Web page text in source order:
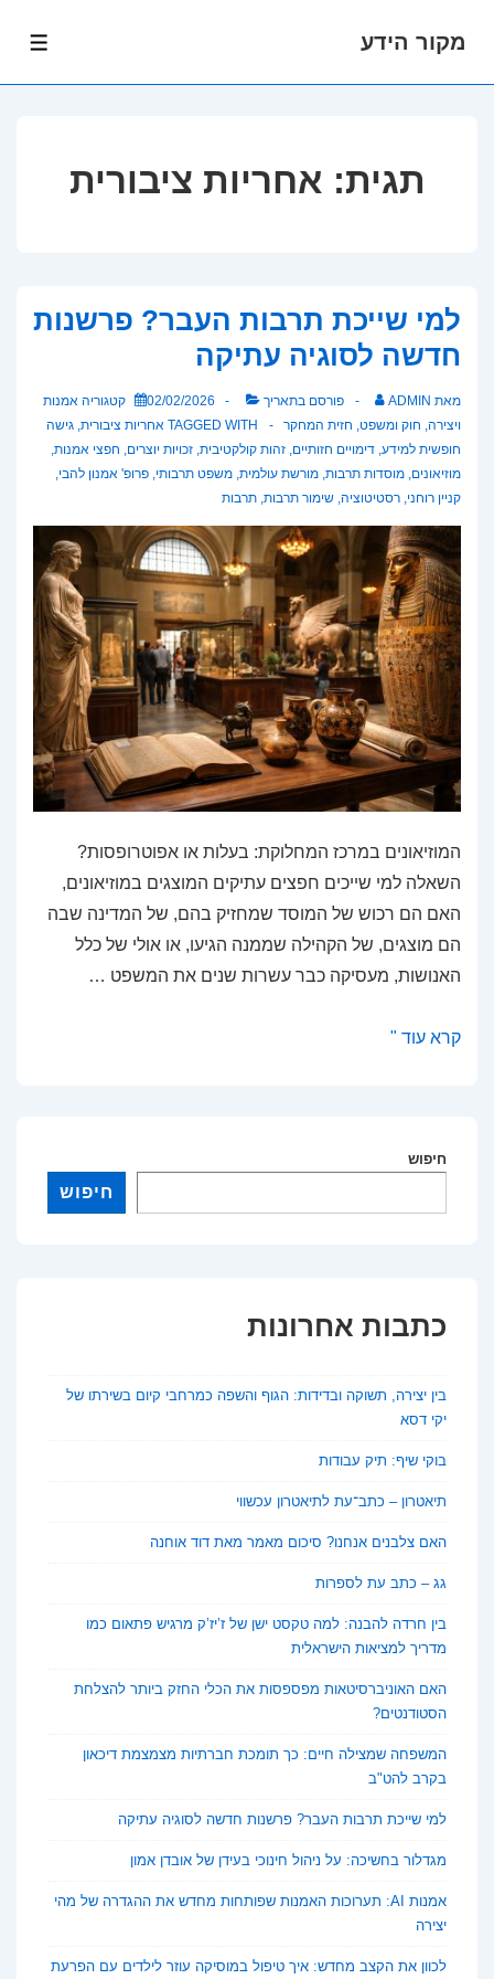
מקור הידע
תגית: אחריות ציבורית
למי שייכת תרבות העבר? פרשנות
חדשה לסוגיה עתיקה
מאת ADMIN פורסם בתאריך 02/02/2026 קטגוריה אמנות
ויצירה, חוק ומשפט, חזית המחקר TAGGED WITH אחריות ציבורית, גישה
חופשית למידע, דימויים חזותיים, זהות קולקטיבית, זכויות יוצרים, חפצי אמנות,
מוזיאונים, מוסדות תרבות, מורשת עולמית, משפט תרבותי, פרופ' אמנון להבי,
קניין רוחני, רסטיטוציה, שימור תרבות, תרבות
המוזיאונים במרכז המחלוקת: בעלות או אפוטרופסות?
השאלה למי שייכים חפצים עתיקים המוצגים במוזיאונים,
האם הם רכוש של המוסד שמחזיק בהם, של המדינה שבה
הם מוצגים, של הקהילה שממנה הגיעו, או אולי של כלל
האנושות, מעסיקה כבר עשרות שנים את המשפט …
למי
פרשנות
קרא עוד "
חיפוש
חיפוש
כתבות אחרונות
בין יצירה, תשוקה ובדידות: הגוף והשפה כמרחבי קיום בשירתו של
יקי דסא
בוקי שיף: תיק עבודות
תיאטרון – כתב־עת לתיאטרון עכשווי
האם צלבנים אנחנו? סיכום מאמר מאת דוד אוחנה
גג – כתב עת לספרות
בין חרדה להבנה: למה טקסט ישן של ז’יז’ק מרגיש פתאום כמו
מדריך למציאות הישראלית
האם האוניברסיטאות מפספסות את הכלי החזק ביותר להצלחת
הסטודנטים?
המשפחה שמצילה חיים: כך תומכת חברתיות מצמצמת דיכאון
בקרב להט"ב
למי שייכת תרבות העבר? פרשנות חדשה לסוגיה עתיקה
מגדלור בחשיכה: על ניהול חינוכי בעידן של אובדן אמון
אמנות AI: תערוכות האמנות שפותחות מחדש את ההגדרה של מהי
יצירה
לכוון את הקצב מחדש: איך טיפול במוסיקה עוזר לילדים עם הפרעת